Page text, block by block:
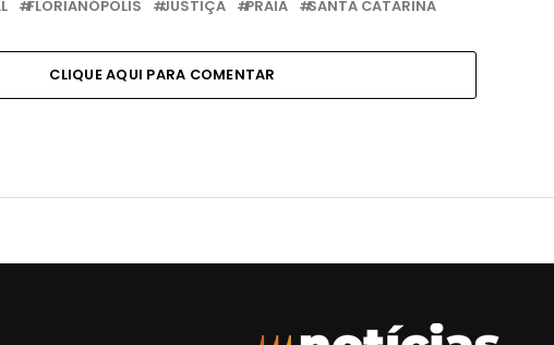
FLORIANÓPOLIS JUSTIÇA PRAIA SANTA CATARINA
CLIQUE AQUI PARA COMENTAR